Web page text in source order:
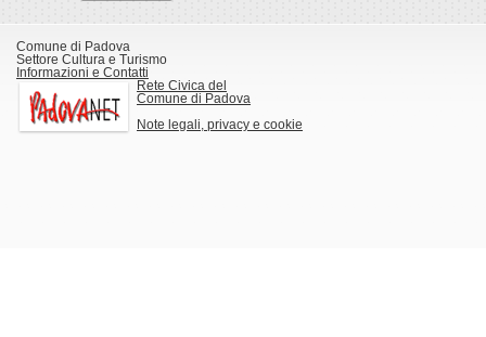
Comune di Padova
Settore Cultura e Turismo
Informazioni e Contatti
Rete Civica del
Comune di Padova
Note legali, privacy e cookie